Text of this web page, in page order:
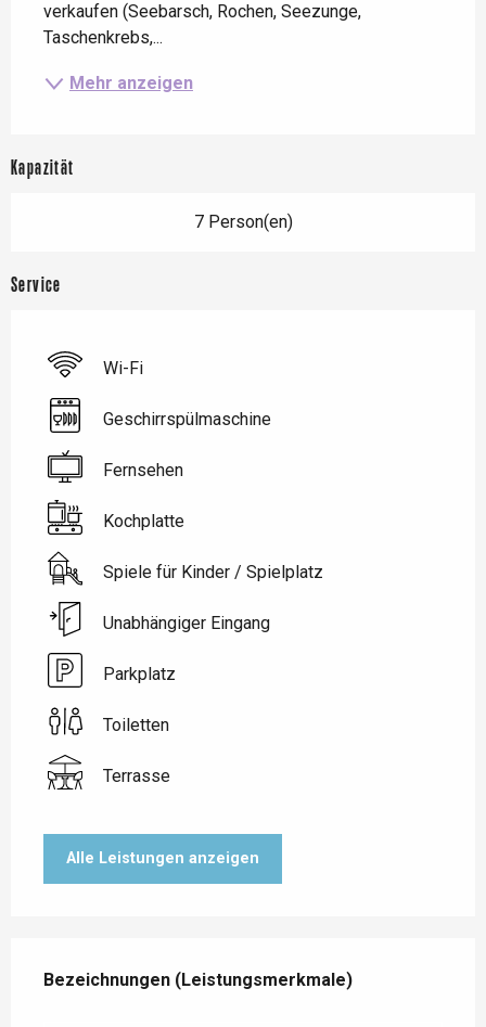
verkaufen (Seebarsch, Rochen, Seezunge,
Taschenkrebs,...
Mehr anzeigen
Kapazität
7 Person(en)
Service
Wi-Fi
Geschirrspülmaschine
Fernsehen
Kochplatte
Spiele für Kinder / Spielplatz
Unabhängiger Eingang
Parkplatz
Toiletten
Terrasse
Alle Leistungen anzeigen
Bezeichnungen (Leistungsmerkmale)
Bezeichnungen (Leistungsmerkmale)